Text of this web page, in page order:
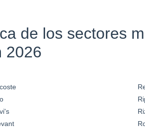
de los sectores
2026